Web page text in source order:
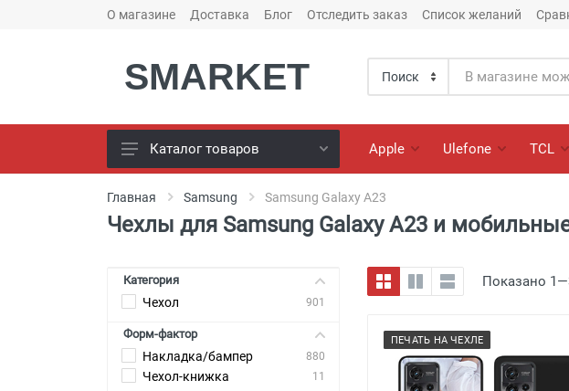
О магазине Доставка Блог Отследить заказ Список желаний
SMARKET
Чехлы для телефонов
Конструктор чехлов
Bluetooth колоноки
Универсальные наушники
Зарядные Устройства
Каталог товаров Apple Ulefone TCL
Главная Samsung Samsung Galaxy A23
Чехлы для Samsung Galaxy A23 и
Категория
Чехол 901
Форм-фактор
Накладка/бампер 880
Чехол-книжка 11
Показано
ПЕЧАТЬ НА ЧЕХЛЕ